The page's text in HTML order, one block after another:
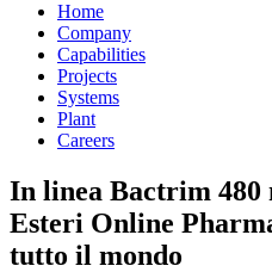
Home
Company
Capabilities
Projects
Systems
Plant
Careers
In linea Bactrim 480
Esteri Online
tutto il mondo